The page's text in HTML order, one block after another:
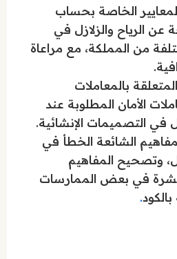
الخاصة بحساب
عن الرياح والزلازل في
من المملكة، مع مراعاة
بالمعاملات
الأمان المطلوبة عند
في التصميمات الإنشائية.
الشائعة الخطأ في
وتصحيح المفاهيم
في بعض الممارسات
.